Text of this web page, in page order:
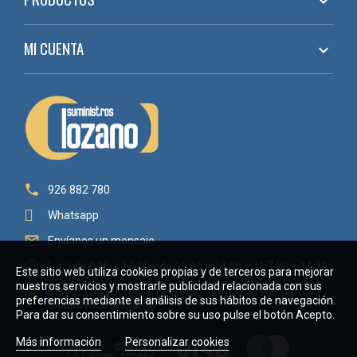
MI CUENTA 

926 882 780
Whatsapp
 Envíanos un mensaje
 L a J de 8:30 a 14:00 y de 15:45 a 18:30 — V: 7:30 a 14:30

Camino San Jorge, s/n - Aptdo 106 13270 Almagro -
Ciudad Real (España)
Este sitio web utiliza cookies propias y de terceros para mejorar
nuestros servicios y mostrarle publicidad relacionada con sus
preferencias mediante el análisis de sus hábitos de navegación.
Para dar su consentimiento sobre su uso pulse el botón Acepto.
Más información Personalizar cookies